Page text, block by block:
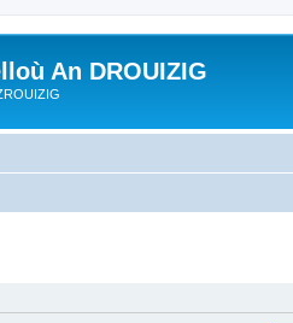
An DROUIZIG